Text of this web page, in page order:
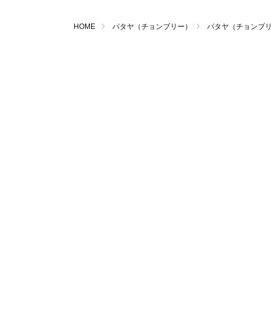
HOME パタヤ（チョンブリー） パタヤ（チョンブ